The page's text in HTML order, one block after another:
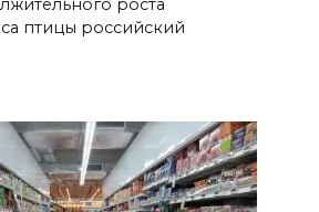
роста
птицы российский